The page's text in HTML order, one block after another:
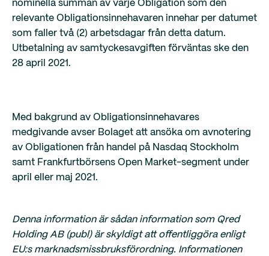
nominella summan av varje Obligation som den
relevante Obligationsinnehavaren innehar per datumet
som faller två (2) arbetsdagar från detta datum.
Utbetalning av samtyckesavgiften förväntas ske den
28 april 2021.
Med bakgrund av Obligationsinnehavares
medgivande avser Bolaget att ansöka om avnotering
av Obligationen från handel på Nasdaq Stockholm
samt Frankfurtbörsens Open Market-segment under
april eller maj 2021.
Denna information är sådan information som Qred
Holding AB (publ) är skyldigt att offentliggöra enligt
EU:s marknadsmissbruksförordning. Informationen